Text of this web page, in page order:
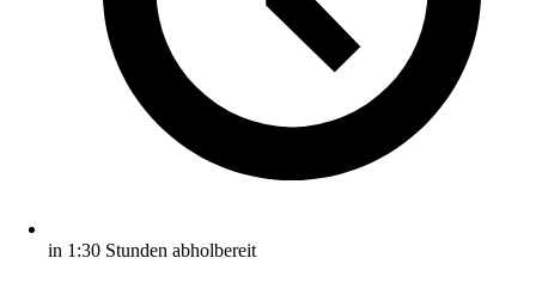
in 1:30 Stunden abholbereit